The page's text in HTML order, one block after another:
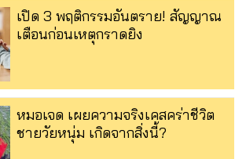
เปิด 3 พฤติกรรมอันตราย! สัญญาณ
เตือนก่อนเหตุกราดยิง
หมอเจด เผยความจริงเคสคร่าชีวิต
ชายวัยหนุ่ม เกิดจากสิ่งนี้?